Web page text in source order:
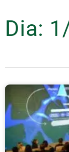
Dia: